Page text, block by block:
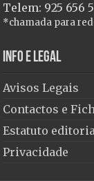
Telem: 925 656
*chamada para
Info e Legal
Avisos Legais
Contactos e
Estatuto
Privacidade